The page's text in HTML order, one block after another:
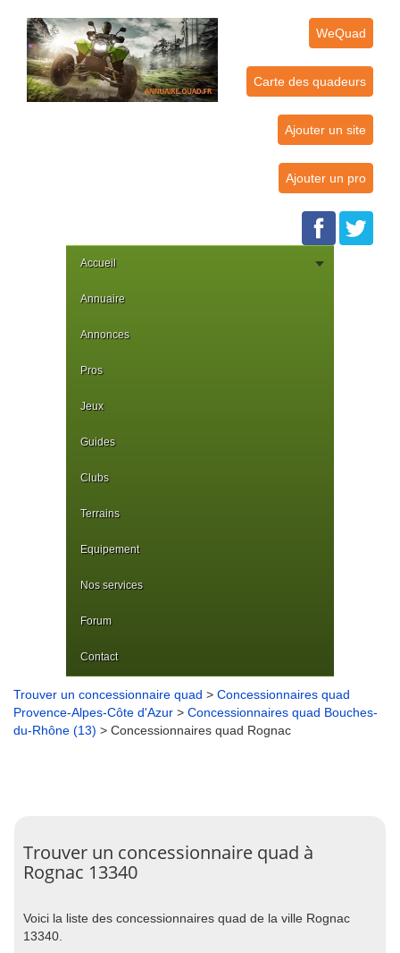
WeQuad
Carte des quadeurs
Ajouter un site
Ajouter un pro
Accueil
Annuaire
Annonces
Pros
Jeux
Guides
Clubs
Terrains
Equipement
Nos services
Forum
Contact
Trouver un concessionnaire quad > Concessionnaires quad
Provence-Alpes-Côte d'Azur > Concessionnaires quad Bouches-
du-Rhône (13) > Concessionnaires quad Rognac
Trouver un concessionnaire quad à
Rognac 13340
Voici la liste des concessionnaires quad de la ville Rognac
13340.